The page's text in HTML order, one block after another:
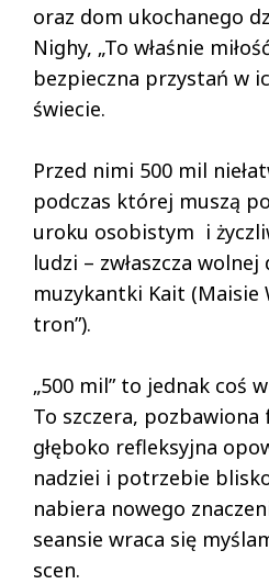
oraz dom ukochanego
Nighy, „To właśnie
bezpieczna przystań w
świecie.
Przed nimi 500 mil
podczas której muszą
uroku osobistym i
ludzi – zwłaszcza
muzykantki Kait (Maisie
tron”).
„500 mil” to jednak coś
To szczera, pozbawiona
głęboko refleksyjna
nadziei i potrzebie
nabiera nowego
seansie wraca się
scen.